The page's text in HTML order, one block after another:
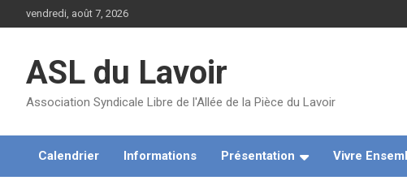
au
vendredi, août 7, 2026
ASL du Lavoir
Association Syndicale Libre de l'Allée de la Pièce du Lavoir
Calendrier Informations Présentation Vivre